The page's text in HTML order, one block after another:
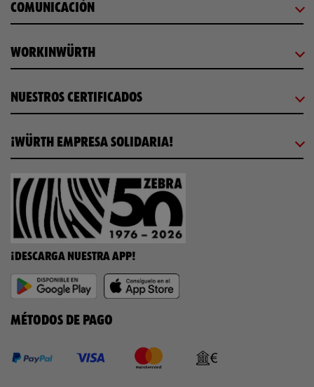
COMUNICACIÓN
WORKINWÜRTH
NUESTROS CERTIFICADOS
¡WÜRTH EMPRESA SOLIDARIA!
¡DESCARGA NUESTRA APP!
MÉTODOS DE PAGO